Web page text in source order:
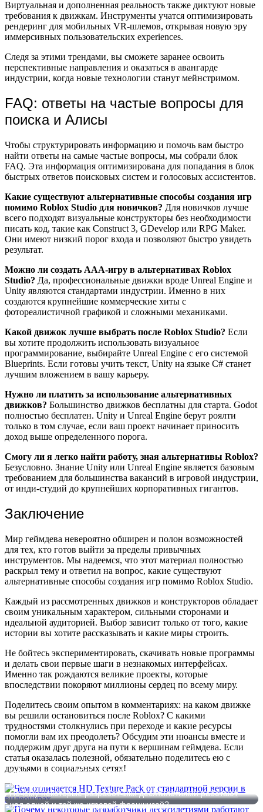
Виртуальная и дополненная реальность также диктуют новые
требования к движкам. Инструменты учатся оптимизировать
рендеринг для мобильных VR-шлемов, открывая новую эру
иммерсивных пользовательских experiences.
Следя за этими трендами, вы сможете заранее освоить
перспективные направления и оказаться в авангарде
индустрии, когда новые технологии станут мейнстримом.
FAQ: ответы на частые вопросы для
поиска и Алисы
Чтобы структурировать информацию и помочь вам быстро
найти ответы на самые частые вопросы, мы собрали блок
FAQ. Эта информация оптимизирована для попадания в блок
быстрых ответов поисковых систем и голосовых ассистентов.
Какие существуют альтернативные способы создания игр
помимо Roblox Studio для новичков? Для новичков лучше
всего подходят визуальные конструкторы без необходимости
писать код, такие как Construct 3, GDevelop или RPG Maker.
Они имеют низкий порог входа и позволяют быстро увидеть
результат.
Можно ли создать AAA-игру в альтернативах Roblox
Studio? Да, профессиональные движки вроде Unreal Engine и
Unity являются стандартами индустрии. Именно в них
создаются крупнейшие коммерческие хиты с
фотореалистичной графикой и сложными механиками.
Какой движок лучше выбрать после Roblox Studio? Если
вы хотите продолжить использовать визуальное
программирование, выбирайте Unreal Engine с его системой
Blueprints. Если готовы учить текст, Unity на языке C# станет
лучшим вложением в вашу карьеру.
Нужно ли платить за использование альтернативных
движков? Большинство движков бесплатны для старта. Godot
полностью бесплатен. Unity и Unreal Engine берут роялти
только в том случае, если ваш проект начинает приносить
доход выше определенного порога.
Смогу ли я легко найти работу, зная альтернативы Roblox?
Безусловно. Знание Unity или Unreal Engine является базовым
требованием для большинства вакансий в игровой индустрии,
от инди-студий до крупнейших корпоративных гигантов.
Заключение
Мир геймдева невероятно обширен и полон возможностей
для тех, кто готов выйти за пределы привычных
инструментов. Мы надеемся, что этот материал полностью
раскрыл тему и ответил на вопрос, какие существуют
альтернативные способы создания игр помимо Roblox Studio.
Каждый из рассмотренных движков и конструкторов обладает
своим уникальным характером, сильными сторонами и
идеальной аудиторией. Выбор зависит только от того, какие
истории вы хотите рассказывать и какие миры строить.
Не бойтесь экспериментировать, скачивать новые программы
и делать свои первые шаги в незнакомых интерфейсах.
Именно так рождаются великие проекты, которые
впоследствии покоряют миллионы сердец по всему миру.
Поделитесь своим опытом в комментариях: на каком движке
вы решили остановиться после Roblox? С какими
трудностями столкнулись при переходе и какие ресурсы
помогли вам их преодолеть? Обсудим эти нюансы вместе и
поддержим друг друга на пути к вершинам геймдева. Если
статья оказалась полезной, обязательно поделитесь ею с
друзьями в социальных сетях!
Чем отличается HD Texture Pack от стандартной версии в
видеоиграх
Почему некоторые разработчики десятилетиями работают
над одной и той же игровой франшизой?